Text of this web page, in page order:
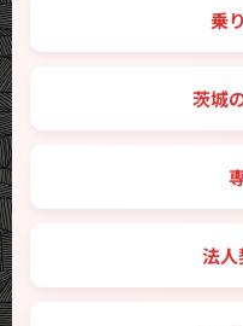
🔑 乗
🗾 茨城
💼
🤝 法